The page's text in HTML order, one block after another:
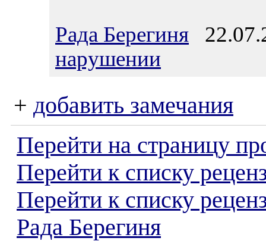
Рада Берегиня
нарушении
+ добавить замечания
Перейти на страницу
Перейти к списку
Перейти к списку
Рада Берегиня